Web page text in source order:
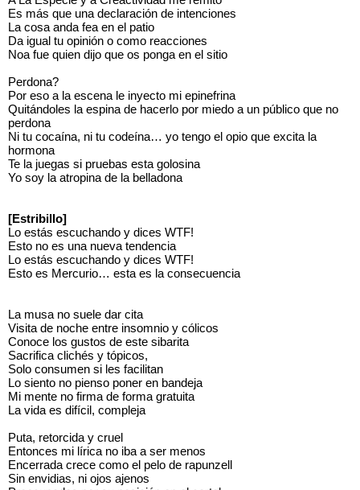
Es más que una declaración de intenciones
La cosa anda fea en el patio
Da igual tu opinión o como reacciones
Noa fue quien dijo que os ponga en el sitio
Perdona?
Por eso a la escena le inyecto mi epinefrina
Quitándoles la espina de hacerlo por miedo a un público que no
perdona
Ni tu cocaína, ni tu codeína… yo tengo el opio que excita la
hormona
Te la juegas si pruebas esta golosina
Yo soy la atropina de la belladona
[Estribillo]
Lo estás escuchando y dices WTF!
Esto no es una nueva tendencia
Lo estás escuchando y dices WTF!
Esto es Mercurio… esta es la consecuencia
La musa no suele dar cita
Visita de noche entre insomnio y cólicos
Conoce los gustos de este sibarita
Sacrifica clichés y tópicos,
Solo consumen si les facilitan
Lo siento no pienso poner en bandeja
Mi mente no firma de forma gratuita
La vida es difícil, compleja
Puta, retorcida y cruel
Entonces mi lírica no iba a ser menos
Encerrada crece como el pelo de rapunzell
Sin envidias, ni ojos ajenos